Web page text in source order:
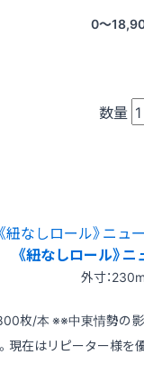
0〜
数量
《紐なしロール》
外寸：
枚/本 ※※中東情勢の
現在はリピーター様を